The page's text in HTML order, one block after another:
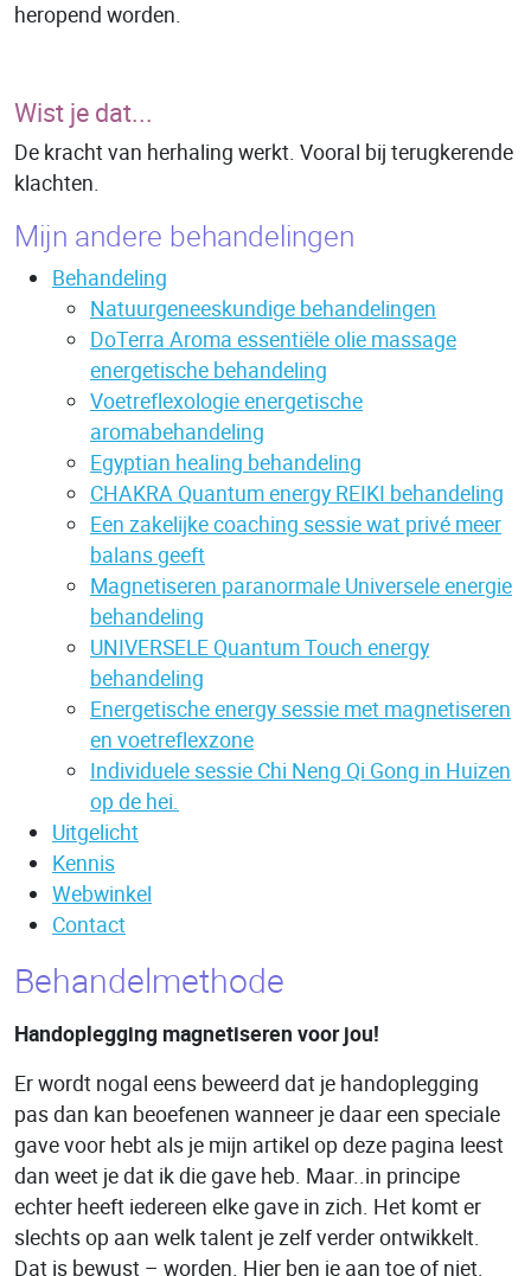
heropend worden.
Wist je dat...
De kracht van herhaling werkt. Vooral bij terugkerende
klachten.
Mijn andere behandelingen
Behandeling
Natuurgeneeskundige behandelingen
DoTerra Aroma essentiële olie massage
energetische behandeling
Voetreflexologie energetische
aromabehandeling
Egyptian healing behandeling
CHAKRA Quantum energy REIKI behandeling
Een zakelijke coaching sessie wat privé meer
balans geeft
Magnetiseren paranormale Universele energie
behandeling
UNIVERSELE Quantum Touch energy
behandeling
Energetische energy sessie met magnetiseren
en voetreflexzone
Individuele sessie Chi Neng Qi Gong in Huizen
op de hei.
Uitgelicht
Kennis
Webwinkel
Contact
Behandelmethode
Handoplegging magnetiseren voor jou!
Er wordt nogal eens beweerd dat je handoplegging
pas dan kan beoefenen wanneer je daar een speciale
gave voor hebt als je mijn artikel op deze pagina leest
dan weet je dat ik die gave heb. Maar..in principe
echter heeft iedereen elke gave in zich. Het komt er
slechts op aan welk talent je zelf verder ontwikkelt.
Dat is bewust – worden. Hier ben je aan toe of niet.